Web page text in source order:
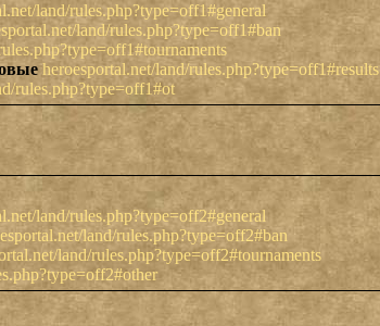
land/rules.php?type=off1#general
land/rules.php?type=off1#ban
heroesportal.net/land/rules.php?type=off1#results
rules.php?type=off1#ot
land/rules.php?type=off2#general
land/rules.php?type=off2#ban
land/rules.php?type=off2#tournaments